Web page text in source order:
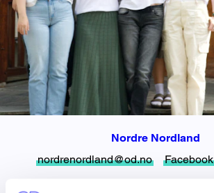
Nordre Nordland
nordrenordland@od.no
Facebook